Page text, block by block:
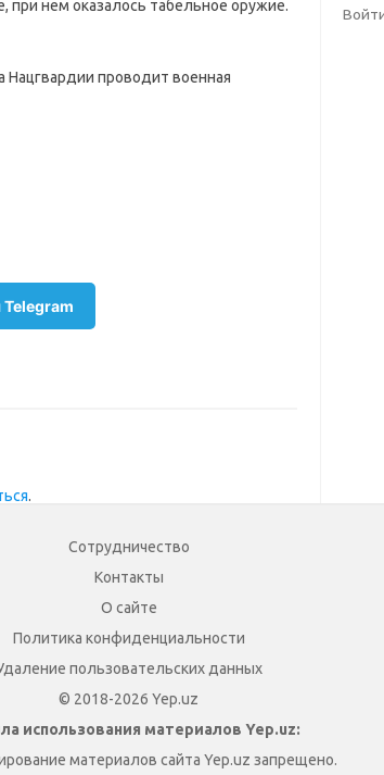
при нем оказалось табельное оружие.
проводит военная
.
Сотрудничество
Контакты
О сайте
Политика конфиденциальности
пользовательских данных
© 2018-2026 Yep.uz
использования материалов Yep.uz:
материалов сайта Yep.uz запрещено.